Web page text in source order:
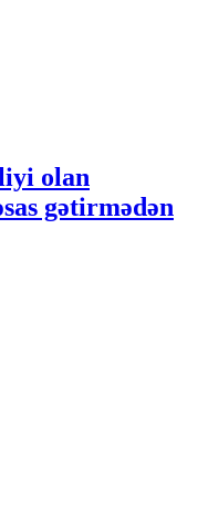
olan
gətirmədən